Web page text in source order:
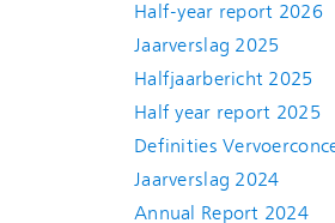
Half-year report 2026
Jaarverslag 2025
Halfjaarbericht 2025
Half year report 2025
Definities
Jaarverslag 2024
Annual Report 2024